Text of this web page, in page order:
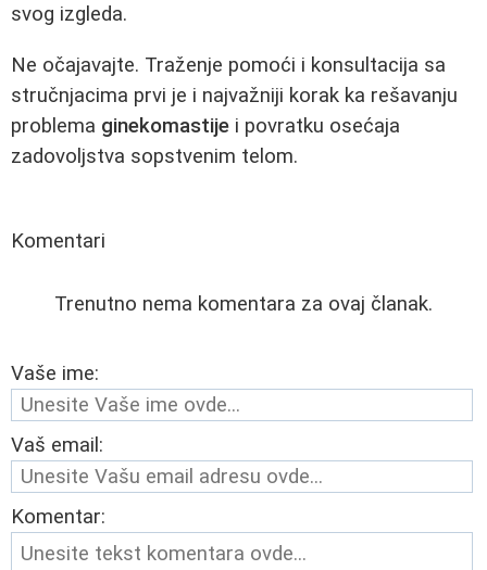
svog izgleda.
Ne očajavajte. Traženje pomoći i konsultacija sa
stručnjacima prvi je i najvažniji korak ka rešavanju
problema ginekomastije i povratku osećaja
zadovoljstva sopstvenim telom.
Komentari
Trenutno nema komentara za ovaj članak.
Vaše ime:
Vaš email:
Komentar: